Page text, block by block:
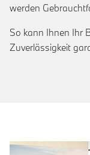
werden
So kann Ihnen Ihr
Zuverlässigkeit